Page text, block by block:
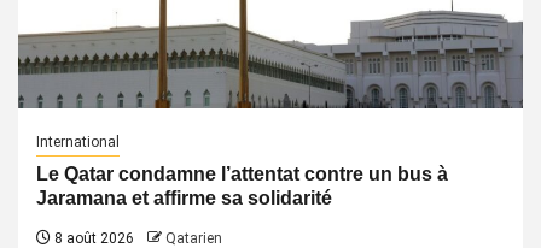
International
Le Qatar condamne l’attentat contre un bus à
Jaramana et affirme sa solidarité
8 août 2026 Qatarien